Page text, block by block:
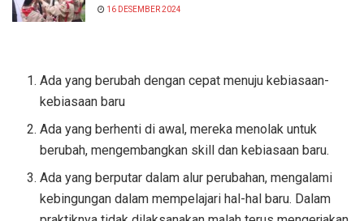
16 DESEMBER 2024
Ada yang berubah dengan cepat menuju kebiasaan-
kebiasaan baru
Ada yang berhenti di awal, mereka menolak untuk
berubah, mengembangkan skill dan kebiasaan baru.
Ada yang berputar dalam alur perubahan, mengalami
kebingungan dalam mempelajari hal-hal baru. Dalam